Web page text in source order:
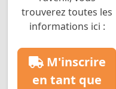
trouverez toutes les
informations ici :
M'inscrire
en tant que